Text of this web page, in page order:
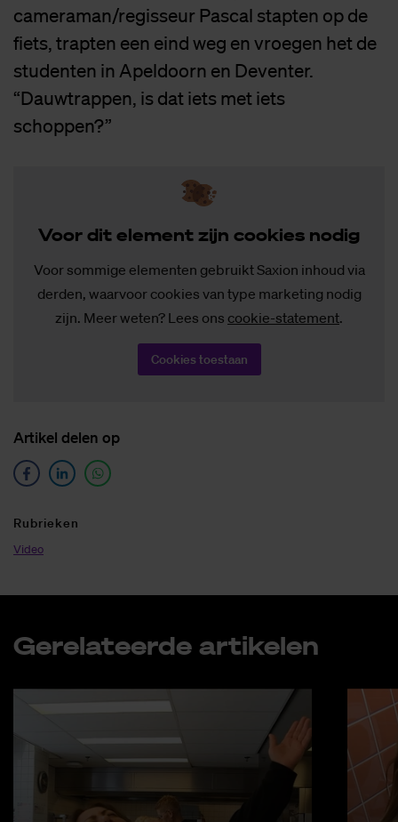
cameraman/regisseur Pascal stapten op de
fiets, trapten een eind weg en vroegen het de
studenten in Apeldoorn en Deventer.
“Dauwtrappen, is dat iets met iets
schoppen?”
Voor dit ele­ment zijn coo­kies no­dig
Voor sommige elementen gebruikt Saxion inhoud via
derden, waarvoor cookies van type marketing nodig
zijn. Meer weten? Lees ons cookie-statement.
Cookies toestaan
Ar­ti­kel de­len op
Ru­brie­ken
Video
Ge­re­la­teer­de ar­ti­ke­len